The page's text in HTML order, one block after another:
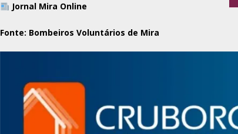
Jornal Mira Online
Fonte: Bombeiros Voluntários de Mira